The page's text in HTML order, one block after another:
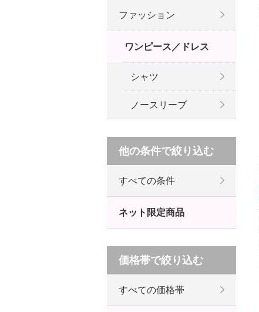
ファッション
ワンピース／ドレス
シャツ
ノースリーブ
他の条件で絞り込む
すべての条件
ネット限定商品
価格帯で絞り込む
すべての価格帯